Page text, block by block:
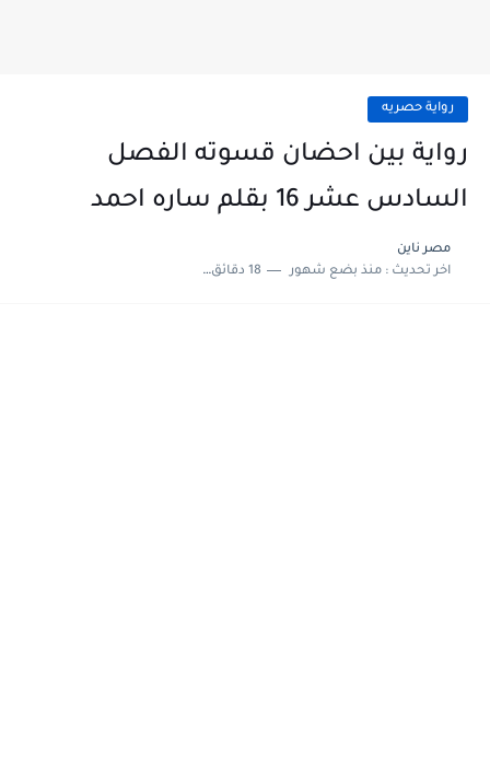
رواية حصريه
رواية بين احضان قسوته الفصل
السادس عشر 16 بقلم ساره احمد
مصر ناين
اخر تحديث :منذ بضع شهور 18 دقائق للقراءة